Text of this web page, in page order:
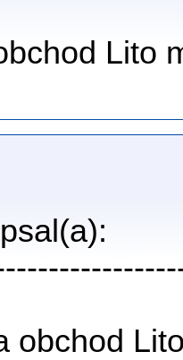
Lito
obchod